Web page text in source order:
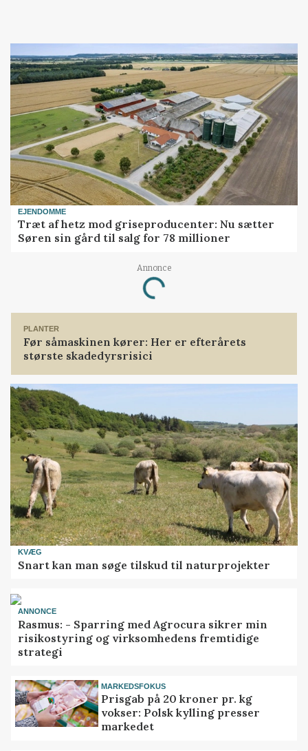
EJENDOMME
Træt af hetz mod griseproducenter: Nu sætter
Søren sin gård til salg for 78 millioner
Annonce
Loading...
PLANTER
Før såmaskinen kører: Her er efterårets
største skadedyrsrisici
KVÆG
Snart kan man søge tilskud til naturprojekter
ANNONCE
Rasmus: - Sparring med Agrocura sikrer min
risikostyring og virksomhedens fremtidige
strategi
MARKEDSFOKUS
Prisgab på 20 kroner pr. kg
vokser: Polsk kylling presser
markedet